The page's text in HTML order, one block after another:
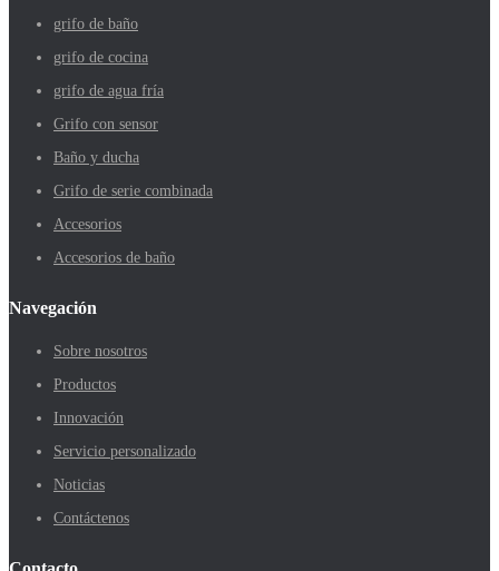
grifo de baño
grifo de cocina
grifo de agua fría
Grifo con sensor
Baño y ducha
Grifo de serie combinada
Accesorios
Accesorios de baño
Navegación
Sobre nosotros
Productos
Innovación
Servicio personalizado
Noticias
Contáctenos